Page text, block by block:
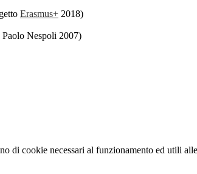
Erasmus+ 2018)
Paolo Nespoli 2007)
di cookie necessari al funzionamento ed utili